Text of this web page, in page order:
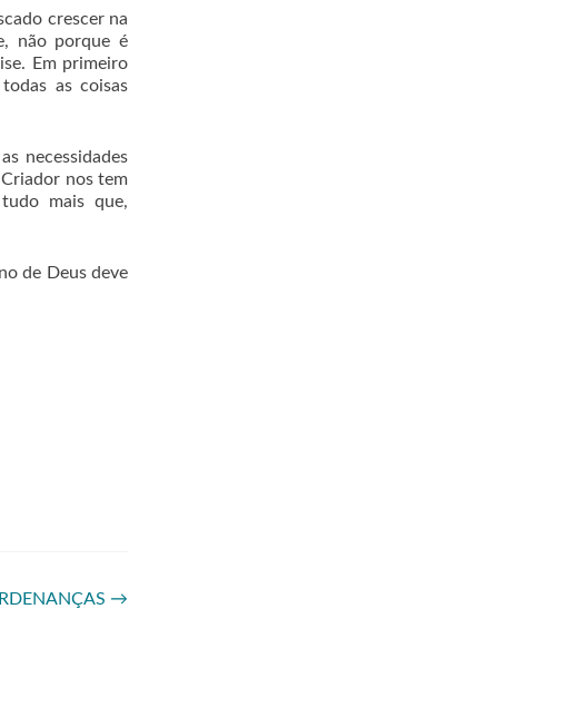
crescer na
não porque é
Em primeiro
as coisas
necessidades
nos tem
mais que,
de Deus deve
→